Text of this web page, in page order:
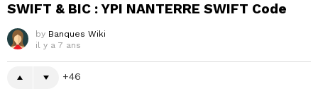
SWIFT & BIC : YPI NANTERRE SWIFT Code
by Banques Wiki
il y a 7 ans
46